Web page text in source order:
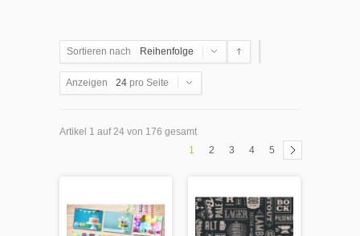
Sortieren nach Reihenfolge
Anzeigen 24 pro Seite
Artikel 1 auf 24 von 176 gesamt
1
2 3 4 5